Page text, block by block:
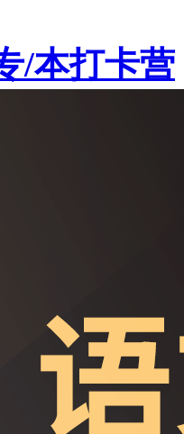
/本打卡营